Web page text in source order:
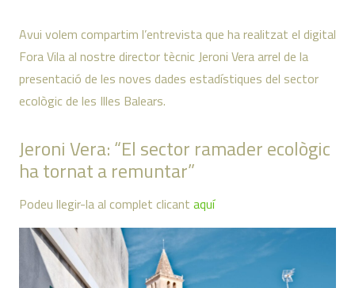
Avui volem compartim l’entrevista que ha realitzat el digital
Fora Vila al nostre director tècnic Jeroni Vera arrel de la
presentació de les noves dades estadístiques del sector
ecològic de les Illes Balears.
Jeroni Vera: “El sector ramader ecològic
ha tornat a remuntar”
Podeu llegir-la al complet clicant aquí